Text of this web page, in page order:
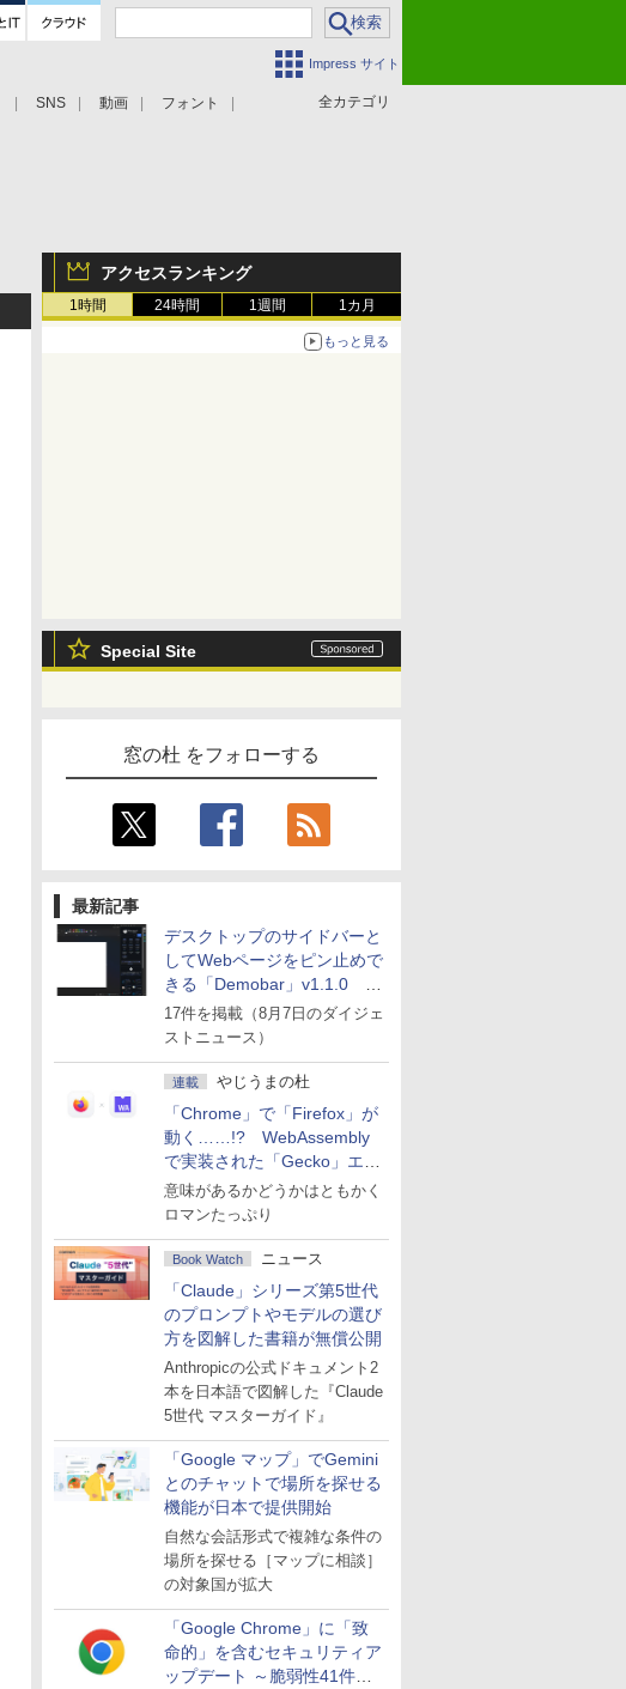
Impress サイト
全カテゴリ
SNS 動画 フォント
アクセスランキング
1時間 24時間 1週間 1カ月
もっと見る
Special Site
窓の杜 をフォローする
最新記事
デスクトップのサイドバーと
してWebページをピン止めで
きる「Demobar」v1.1.0 ほ
か
17件を掲載（8月7日のダイジェ
ストニュース）
連載 やじうまの杜
「Chrome」で「Firefox」が
動く……!? WebAssembly
で実装された「Gecko」エン
ジン
意味があるかどうかはともかく
ロマンたっぷり
Book Watch ニュース
「Claude」シリーズ第5世代
のプロンプトやモデルの選び
方を図解した書籍が無償公開
Anthropicの公式ドキュメント2
本を日本語で図解した『Claude
5世代 マスターガイド』
「Google マップ」でGemini
とのチャットで場所を探せる
機能が日本で提供開始
自然な会話形式で複雑な条件の
場所を探せる［マップに相談］
の対象国が拡大
「Google Chrome」に「致
命的」を含むセキュリティア
ップデート ～脆弱性41件に